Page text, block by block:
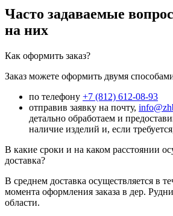
Часто задаваемые
на них
Как оформить заказ?
Заказ можете оформить двумя
по телефону +7 (812) 612-08-93
отправив заявку на почту,
детально обработаем и
наличие изделий и, если
В какие сроки и на каком расстоянии
доставка?
В среднем доставка осуществляется в
момента оформления заказа в дер.
области.